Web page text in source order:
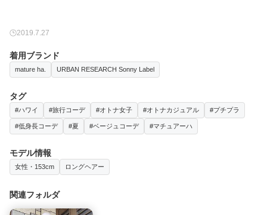
2019.7.27
着用ブランド
mature ha. URBAN RESEARCH Sonny Label
タグ
#ハワイ #旅行コーデ #オトナ女子 #オトナカジュアル #プチプラ
#低身長コーデ #夏 #ベージュコーデ #マチュアーハ
モデル情報
女性・153cm ロングヘアー
関連フォルダ